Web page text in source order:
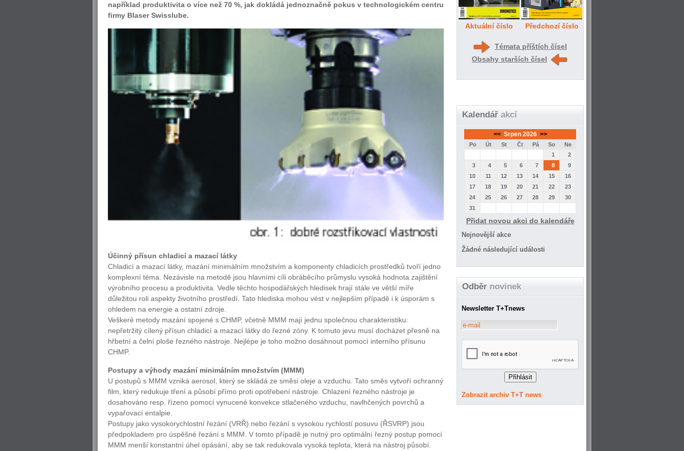
například produktivita o více než 70 %, jak dokládá jednoznačně pokus v technologickém centru
firmy Blaser Swisslube.
Účinný přísun chladicí a mazací látky
Chladicí a mazací látky, mazání minimálním množstvím a komponenty chladicích prostředků tvoří jedno
komplexní téma. Nezávisle na metodě jsou hlavními cíli obráběcího průmyslu vysoká hodnota zajištění
výrobního procesu a produktivita. Vedle těchto hospodářských hledisek hrají stále ve větší míře
důležitou roli aspekty životního prostředí. Tato hlediska mohou vést v nejlepším případě i k úsporám s
ohledem na energie a ostatní zdroje.
Veškeré metody mazání spojené s CHMP, včetně MMM mají jednu společnou charakteristiku:
nepřetržitý cílený přísun chladicí a mazací látky do řezné zóny. K tomuto jevu musí docházet přesně na
hřbetní a čelní ploše řezného nástroje. Nejlépe je toho možno dosáhnout pomocí interního přísunu
CHMP.
Postupy a výhody mazání minimálním množstvím (MMM)
U postupů s MMM vzniká aerosol, který se skládá ze směsi oleje a vzduchu. Tato směs vytvoří ochranný
film, který redukuje tření a působí přímo proti opotřebení nástroje. Chlazení řezného nástroje je
dosahováno resp. řízeno pomocí vynucené konvekce stlačeného vzduchu, navlhčených povrchů a
vypařovací entalpie.
Postupy jako vysokorychlostní řezání (VRŘ) nebo řezání s vysokou rychlostí posuvu (ŘSVRP) jsou
předpokladem pro úspěšné řezání s MMM. V tomto případě je nutný pro optimální řezný postup pomocí
MMM menší konstantní úhel opásání, aby se tak redukovala vysoká teplota, která na nástroj působí.
Aktuální číslo Předchozí číslo
Témata příštích čísel
Obsahy starších čísel
Kalendář akcí
<< Srpen 2026 >>
Po Út St Čt Pá So
Ne
1
2
3
4 5 6 7 8
9
10
11 12 13 14 15
16
17
18 19 20 21 22
23
24
25 26 27 28 29
30
31
Přidat novou akci do kalendáře
Nejnovější akce
Žádné následující události
Odběr novinek
Newsletter T+Tnews
Zobrazit archiv T+T news